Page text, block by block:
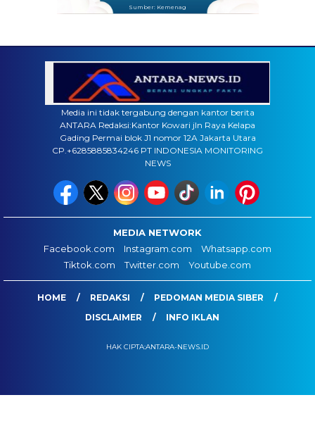
Sumber: Kemenag
Media ini tidak tergabung dengan kantor berita
ANTARA Redaksi:Kantor Kowari jln Raya Kelapa
Gading Permai blok J1 nomor 12A Jakarta Utara
CP.+6285885834246 PT INDONESIA MONITORING
NEWS
MEDIA NETWORK
Facebook.com
Instagram.com
Whatsapp.com
Tiktok.com
Twitter.com Youtube.com
HOME REDAKSI
PEDOMAN MEDIA SIBER
DISCLAIMER
INFO IKLAN
HAK CIPTA:ANTARA-NEWS.ID